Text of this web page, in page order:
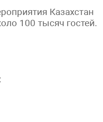
Казахстан
100 тысяч гостей.